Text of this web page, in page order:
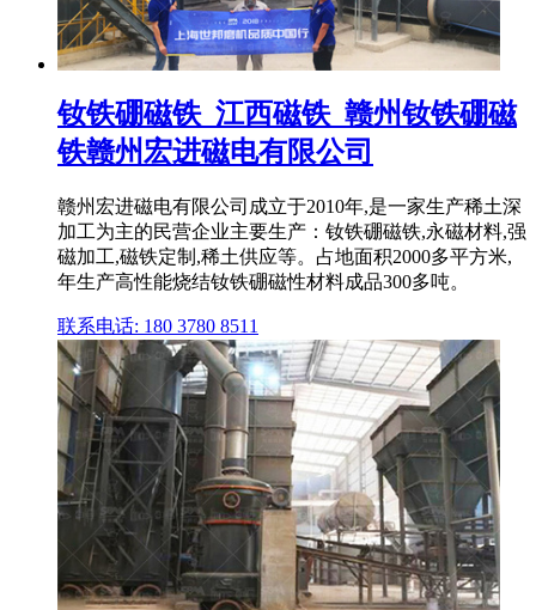
钕铁硼磁铁_江西磁铁_赣州钕铁硼磁
铁赣州宏进磁电有限公司
赣州宏进磁电有限公司成立于2010年,是一家生产稀土深
加工为主的民营企业主要生产：钕铁硼磁铁,永磁材料,强
磁加工,磁铁定制,稀土供应等。占地面积2000多平方米,
年生产高性能烧结钕铁硼磁性材料成品300多吨。
联系电话: 180 3780 8511